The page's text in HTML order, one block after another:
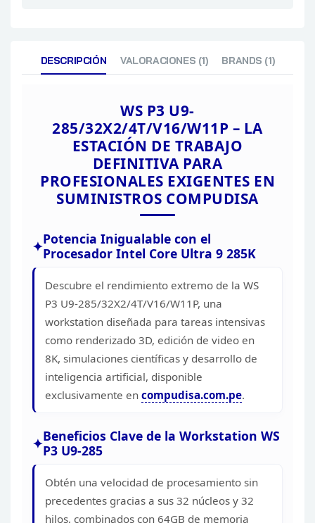
DESCRIPCIÓN VALORACIONES (1) BRANDS (1)
WS P3 U9-
285/32X2/4T/V16/W11P – LA
ESTACIÓN DE TRABAJO
DEFINITIVA PARA
PROFESIONALES EXIGENTES EN
SUMINISTROS COMPUDISA
Potencia Inigualable con el
Procesador Intel Core Ultra 9 285K
Descubre el rendimiento extremo de la WS
P3 U9-285/32X2/4T/V16/W11P, una
workstation diseñada para tareas intensivas
como renderizado 3D, edición de video en
8K, simulaciones científicas y desarrollo de
inteligencia artificial, disponible
exclusivamente en compudisa.com.pe.
Beneficios Clave de la Workstation WS
P3 U9-285
Obtén una velocidad de procesamiento sin
precedentes gracias a sus 32 núcleos y 32
hilos, combinados con 64GB de memoria